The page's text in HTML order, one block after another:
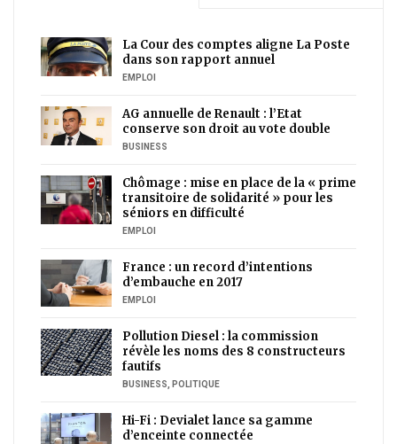
La Cour des comptes aligne La Poste
dans son rapport annuel
EMPLOI
AG annuelle de Renault : l’Etat
conserve son droit au vote double
BUSINESS
Chômage : mise en place de la « prime
transitoire de solidarité » pour les
séniors en difficulté
EMPLOI
France : un record d’intentions
d’embauche en 2017
EMPLOI
Pollution Diesel : la commission
révèle les noms des 8 constructeurs
fautifs
BUSINESS POLITIQUE
Hi-Fi : Devialet lance sa gamme
d’enceinte connectée